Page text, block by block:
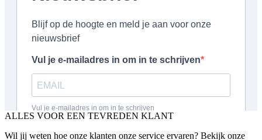
ALLES VOOR EEN TEVREDEN KLANT
Wil jij weten hoe onze klanten onze service ervaren? Bekijk onze